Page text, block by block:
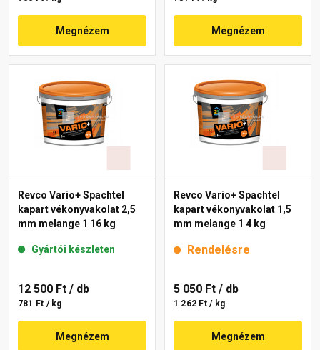
Megnézem Megnézem
Revco Vario+ Spachtel
kapart vékonyvakolat 2,5
mm melange 1 16 kg
Gyártói készleten
12 500 Ft / db
781 Ft / kg
Megnézem
Revco Vario+ Spachtel
kapart vékonyvakolat 1,5
mm melange 1 4 kg
Rendelésre
5 050 Ft / db
1 262 Ft / kg
Megnézem